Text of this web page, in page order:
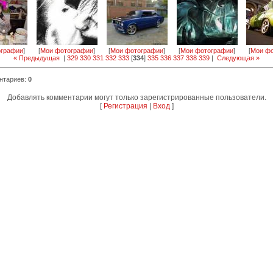
] [Мои фотографии] [Мои фотографии] [Мои фотографии] [Мои
« Предыдущая | 329 330 331 332 333 [334] 335 336 337 338 339 | Следующая »
: 0
Добавлять комментарии могут только зарегистрированные пользователи.
[ Регистрация Вход]